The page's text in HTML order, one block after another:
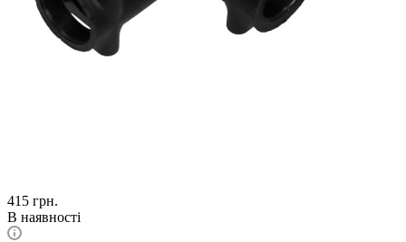
415 грн.
В наявності